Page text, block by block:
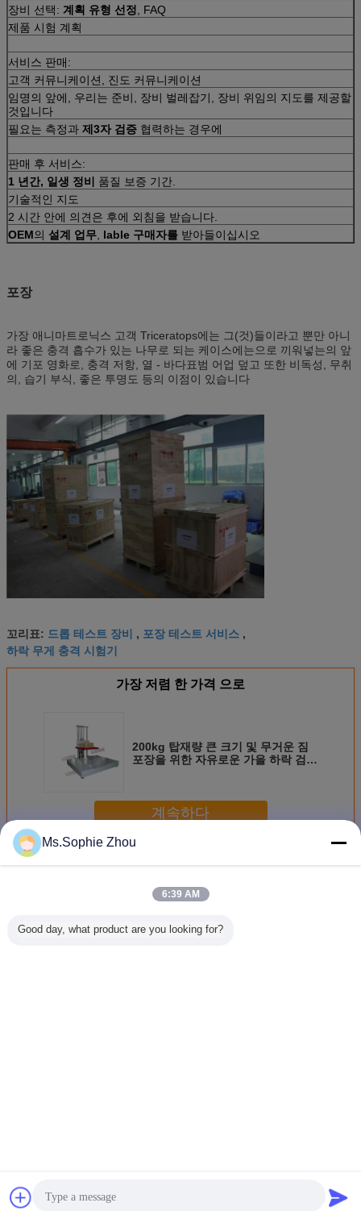
장비 선택: 계획 유형 선정, FAQ
제품 시험 계획
서비스 판매:
고객 커뮤니케이션, 진도 커뮤니케이션
임명의 앞에, 우리는 준비, 장비 벌레잡기, 장비 위임의 지도를 제공할
것입니다
필요는 측정과 제3자 검증 협력하는 경우에
판매 후 서비스:
1 년간, 일생 정비
품질 보증 기간.
기술적인 지도
2 시간 안에 의견은 후에 외침을 받습니다.
OEM의 설계 업무, lable 구매자를 받아들이십시오
포장
가장 애니마트로닉스 고객 Triceratops에는 그(것)들이라고 뿐만 아니
라 좋은 충격 흡수가 있는 나무로 되는 케이스에는으로 끼워넣는의 앞
에 기포 영화로, 충격 저항, 열 - 바다표범 어업 덮고 또한 비독성, 무취
의, 습기 부식, 좋은 투명도 등의 이점이 있습니다
꼬리표: 드롭 테스트 장비 , 포장 테스트 서비스 ,
하락 무게 충격 시험기
가장 저렴 한 가격 으로
200kg 탑재량 큰 크기 및 무거운 짐
포장을 위한 자유로운 가을 하락 검사
계속하다
더 많은 것
잡담
Ms.Sophie Zhou
6:39 AM
Good day, what product are you looking for?